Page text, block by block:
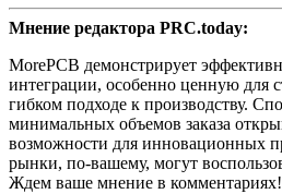
Мнение редактора PRC.today:
MorePCB демонстрирует
интеграции, особенно ценную для
гибком подходе к производству.
минимальных объемов заказа
возможности для инновационных
рынки, по-вашему, могут
Ждем ваше мнение в комментариях!